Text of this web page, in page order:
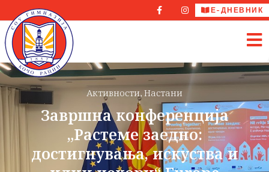
Е-ДНЕВНИК
Активности, Настани
Завршна конференција
„Растеме заедно:
достигнувања, искуства и